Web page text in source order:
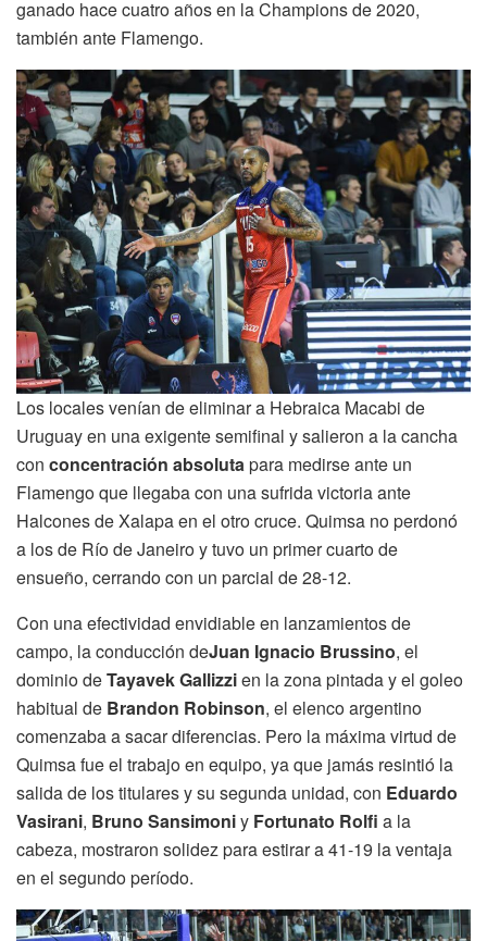
ganado hace cuatro años en la Champions de 2020,
también ante Flamengo.
Los locales venían de eliminar a Hebraica Macabi de
Uruguay en una exigente semifinal y salieron a la cancha
con concentración absolutapara medirse ante un
Flamengo que llegaba con una sufrida victoria ante
Halcones de Xalapa en el otro cruce. Quimsa no perdonó
a los de Río de Janeiro y tuvo un primer cuarto de
ensueño, cerrando con un parcial de 28-12.
Con una efectividad envidiable en lanzamientos de
campo, la conducción deJuan Ignacio Brussino, el
dominio deTayavek Gallizzien la zona pintada y el goleo
habitual de Brandon Robinson, el elenco argentino
comenzaba a sacar diferencias. Pero la máxima virtud de
Quimsa fue el trabajo en equipo, ya que jamás resintió la
salida de los titulares y su segunda unidad, con Eduardo
Vasirani, Bruno Sansimoniy Fortunato Rolfi a la
cabeza, mostraron solidez para estirar a 41-19 la ventaja
en el segundo período.